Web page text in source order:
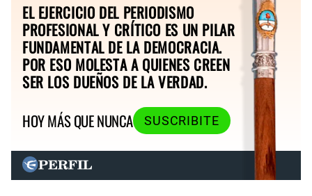
EL EJERCICIO DEL PERIODISMO
PROFESIONAL Y CRÍTICO ES UN PILAR
FUNDAMENTAL DE LA DEMOCRACIA.
POR ESO MOLESTA A QUIENES CREEN
SER LOS DUEÑOS DE LA VERDAD.
HOY MÁS QUE NUNCA
SUSCRIBITE